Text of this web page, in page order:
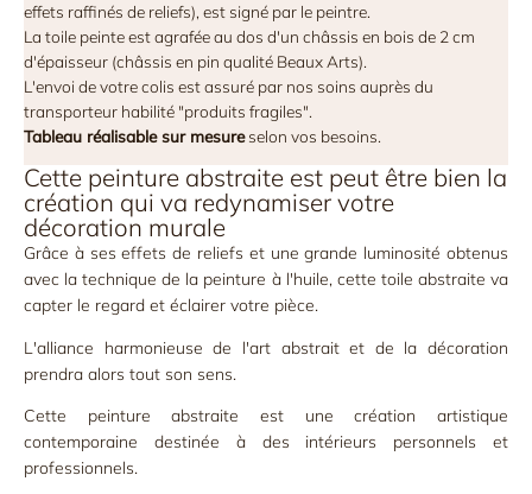
effets raffinés de reliefs), est signé par le peintre.
La toile peinte est agrafée au dos d'un châssis en bois de 2 cm
d'épaisseur (châssis en pin qualité Beaux Arts).
L'envoi de votre colis est assuré par nos soins auprès du
transporteur habilité "produits fragiles".
Tableau réalisable sur mesureselon vos besoins.
Cette peinture abstraite est peut être bien la
création qui va redynamiser votre
décoration murale
Grâce à ses effets de reliefs et une grande luminosité obtenus
avec la technique de la peinture à l'huile, cette toile abstraite va
capter le regard et éclairer votre pièce.
L'alliance harmonieuse de l'art abstrait et de la décoration
prendra alors tout son sens.
Cette peinture abstraite est une création artistique
contemporaine destinée à des intérieurs personnels et
professionnels.